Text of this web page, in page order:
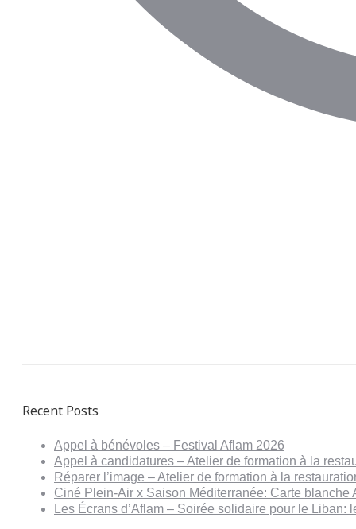
Recent Posts
Appel à bénévoles – Festival Aflam 2026
Appel à candidatures – Atelier de formation à la
Réparer l’image – Atelier de formation à la
Ciné Plein-Air x Saison Méditerranée: Carte blanche
Les Écrans d’Aflam – Soirée solidaire pour le